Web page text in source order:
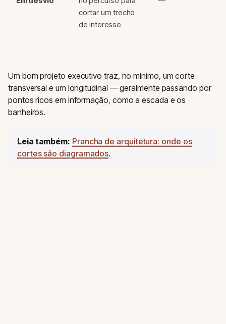
cortar um trecho
de interesse
Um bom projeto executivo traz, no mínimo, um corte
transversal e um longitudinal — geralmente passando por
pontos ricos em informação, como a escada e os
banheiros.
Leia também: Prancha de arquitetura: onde os
cortes são diagramados.